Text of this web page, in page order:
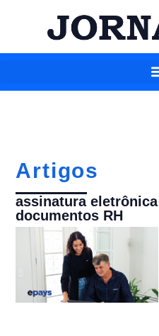
Artigos
assinatura eletrônica
documentos RH